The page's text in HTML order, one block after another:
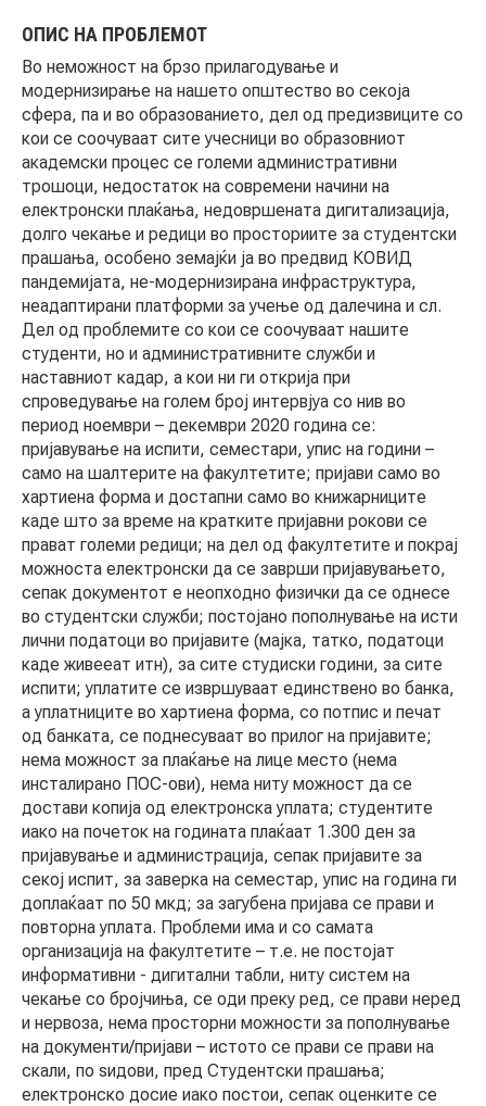
КАТАЛОГ НА УСЛУГИ
ПОВИЦИ
АКТУЕЛНИ ПОВИЦИ
АРХИВА
ИНИЦИЈАТИВИ
ПОСТАПКА
ПОДНЕСИ ИНИЦИЈАТИВА
ПОДДРЖИ ИНИЦИЈАТИВА
МУЛТИМЕДИЈА
ГАЛЕРИЈА
ВИДЕО
КОНТАКТ
МК
ENG
ОПИС НА ПРОБЛЕМОТ
Во неможност на брзо прилагодување и
модернизирање на нашето општество во секоја
сфера, па и во образованието, дел од предизвиците со
кои се соочуваат сите учесници во образовниот
академски процес се големи административни
трошоци, недостаток на современи начини на
електронски плаќања, недовршената дигитализација,
долго чекање и редици во просториите за студентски
прашања, особено земајќи ја во предвид КОВИД
пандемијата, не-модернизирана инфраструктура,
неадаптирани платформи за учење од далечина и сл.
Дел од проблемите со кои се соочуваат нашите
студенти, но и административните служби и
наставниот кадар, а кои ни ги открија при
спроведување на голем број интервјуа со нив во
период ноември – декември 2020 година се:
пријавување на испити, семестари, упис на години –
само на шалтерите на факултетите; пријави само во
хартиена форма и достапни само во книжарниците
каде што за време на кратките пријавни рокови се
прават големи редици; на дел од факултетите и покрај
можноста електронски да се заврши пријавувањето,
сепак документот е неопходно физички да се однесе
во студентски служби; постојано пополнување на исти
лични податоци во пријавите (мајка, татко, податоци
каде живееат итн), за сите студиски години, за сите
испити; уплатите се извршуваат единствено во банка,
а уплатниците во хартиена форма, со потпис и печат
од банката, се поднесуваат во прилог на пријавите;
нема можност за плаќање на лице место (нема
инсталирано ПОС-ови), нема ниту можност да се
достави копија од електронска уплата; студентите
иако на почеток на годината плаќаат 1.300 ден за
пријавување и администрација, сепак пријавите за
секој испит, за заверка на семестар, упис на година ги
доплаќаат по 50 мкд; за загубена пријава се прави и
повторна уплата. Проблеми има и со самата
организација на факултетите – т.е. не постојат
информативни - дигитални табли, ниту систем на
чекање со бројчиња, се оди преку ред, се прави неред
и нервоза, нема просторни можности за пополнување
на документи/пријави – истото се прави се прави на
скали, по ѕидови, пред Студентски прашања;
електронско досие иако постои, сепак оценките се